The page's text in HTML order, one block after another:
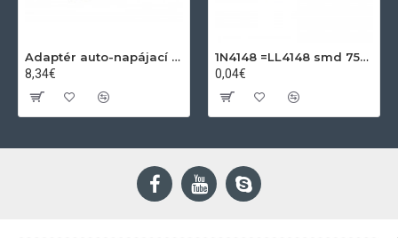
Adaptér auto-napájací 1xkon./3x zdierka- 12/24V, USB 1000mA
8,34€
1N4148 =LL4148 smd 75V,0.15A SOD80C
0,04€